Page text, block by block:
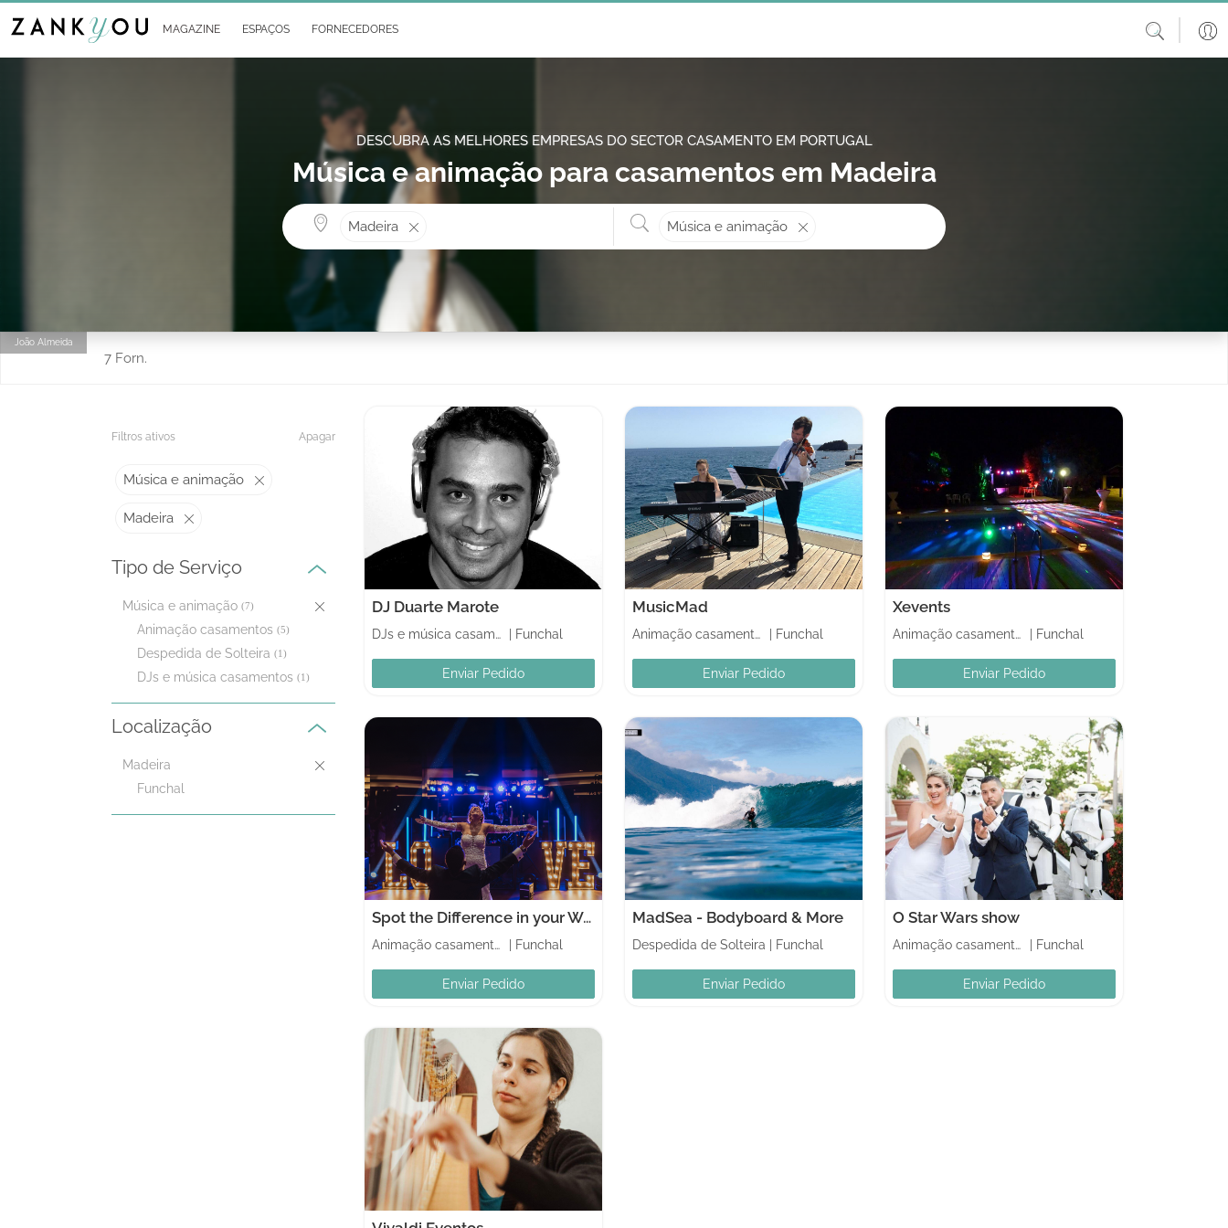
MAGAZINE ESPAÇOS FORNECEDORES
DESCUBRA AS MELHORES EMPRESAS DO SECTOR CASAMENTO EM PORTUGAL
Música e animação para casamentos em Madeira
Madeira
O que procura?
Música e animação
João Almeida
7 Forn.
Filtros ativos Apagar
Música e animação
Madeira
Tipo de Serviço
Música e animação (7)
Animação casamentos (5)
Despedida de Solteira (1)
DJs e música casamentos (1)
Localização
Madeira
Funchal
DJ Duarte Marote
DJs e música casamentos Funchal
Enviar Pedido
MusicMad
Animação casamentos Funchal
Enviar Pedido
Xevents
Animação casamentos Funchal
Enviar Pedido
Spot the Difference in your Wedding
Animação casamentos Funchal
Enviar Pedido
MadSea - Bodyboard & More
Despedida de Solteira Funchal
Enviar Pedido
O Star Wars show
Animação casamentos Funchal
Enviar Pedido